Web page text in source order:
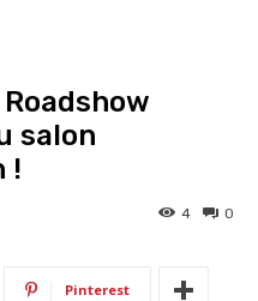
salon
!
0
4
Pinterest